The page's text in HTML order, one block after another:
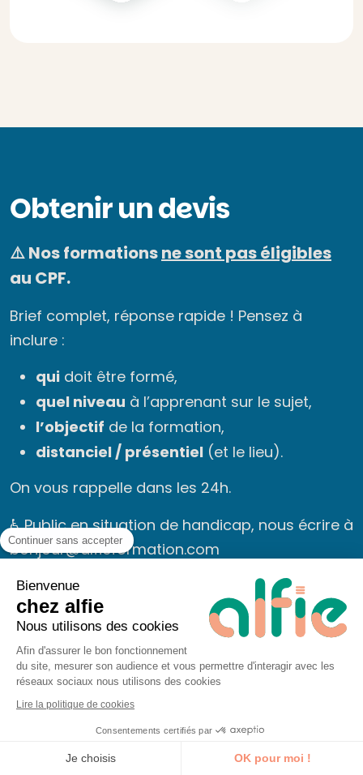
Obtenir un devis
⚠️ Nos formationsne sont pas éligibles
au CPF.
Brief complet, réponse rapide ! Pensez à
inclure :
qui doit être formé,
quel niveau à l’apprenant sur le sujet,
l’objectif de la formation,
distanciel / présentiel (et le lieu).
On vous rappelle dans les 24h.
♿ Public en situation de handicap, nous écrire à
bonjour@alfieformation.com
Message
Continuer sans accepter
Bienvenue
chez alfie
Nous utilisons des cookies
Afin d'assurer le bon fonctionnement
du site, mesurer son audience et vous permettre d'interagir avec les
réseaux sociaux nous utilisons des cookies
Lire la politique de cookies
Consentements certifiés par
Je choisis OK pour moi !